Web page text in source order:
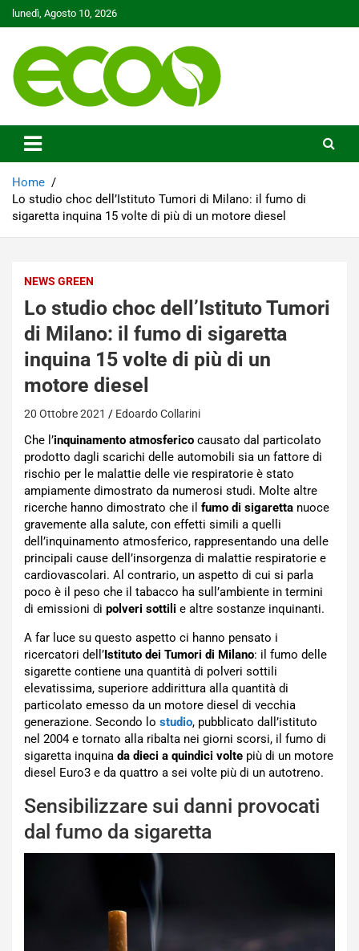
Skip
to
lunedì, Agosto 10, 2026
Ecoo.it
Home
Lo studio choc dell’Istituto Tumori di Milano: il fumo di
sigaretta inquina 15 volte di più di un motore diesel
NEWS GREEN
Lo studio choc dell’Istituto Tumori
di Milano: il fumo di sigaretta
inquina 15 volte di più di un
motore diesel
20 Ottobre 2021 Edoardo Collarini
Che l’inquinamento atmosferico causato dal particolato
prodotto dagli scarichi delle automobili sia un fattore di
rischio per le malattie delle vie respiratorie è stato
ampiamente dimostrato da numerosi studi. Molte altre
ricerche hanno dimostrato che il fumo di sigaretta nuoce
gravemente alla salute, con effetti simili a quelli
dell’inquinamento atmosferico, rappresentando una delle
principali cause del l’insorgenza di malattie respiratorie e
cardiovascolari. Al contrario, un aspetto di cui si parla
poco è il peso che il tabacco ha sull’ambiente in termini
di emissioni di polveri sottili e altre sostanze inquinanti.
A far luce su questo aspetto ci hanno pensato i
ricercatori dell’Istituto dei Tumori di Milano: il fumo delle
sigarette contiene una quantità di polveri sottili
elevatissima, superiore addirittura a lla quantità di
particolato emesso da un motore diesel di vecchia
generazione. Secondo lo studio, pubblicato dall’istituto
ne l 2004 e tornato alla ribalta nei giorni scorsi, il fumo di
sigaretta inquina da dieci a quindici volte più di un motore
diesel Euro3 e da quattro a sei volte più di un autotreno.
Sensibilizzare sui danni provocati
dal fumo da sigaretta